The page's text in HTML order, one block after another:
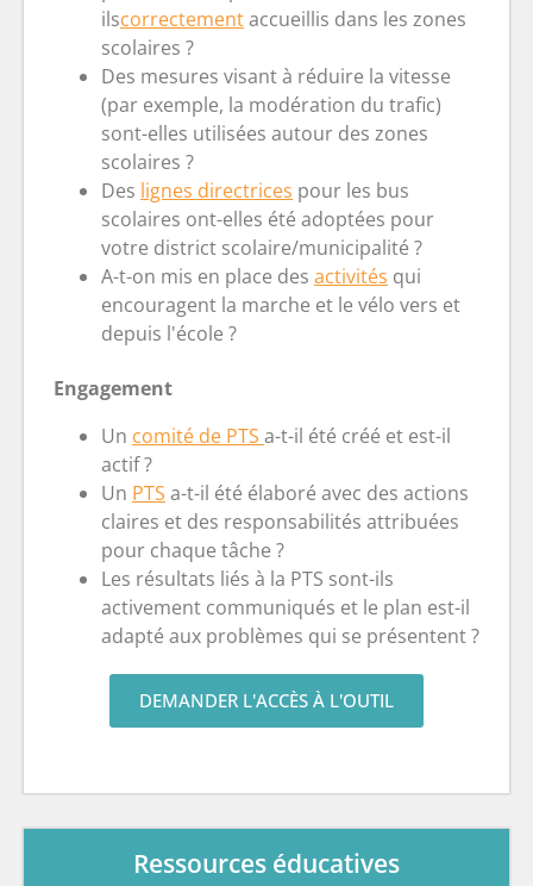
ilscorrectementaccueillis dans les zones
scolaires ?
Des mesures visant à réduire la vitesse
(par exemple, la modération du trafic)
sont-elles utilisées autour des zones
scolaires ?
Des lignes directrices pour les bus
scolaires ont-elles été adoptées pour
votre district scolaire/municipalité ?
A-t-on mis en place des activités qui
encouragent la marche et le vélo vers et
depuis l'école ?
Engagement
Un comité de PTS a-t-il été créé et est-il
actif ?
Un PTS a-t-il été élaboré avec des actions
claires et des responsabilités attribuées
pour chaque tâche ?
Les résultats liés à la PTS sont-ils
activement communiqués et le plan est-il
adapté aux problèmes qui se présentent ?
DEMANDER L'ACCÈS À L'OUTIL
Ressources éducatives